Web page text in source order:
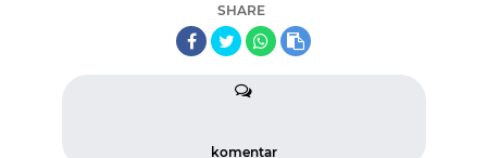
SHARE
komentar